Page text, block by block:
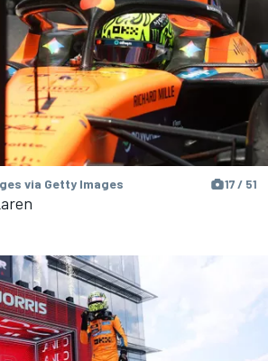
via Getty Images 17 / 51